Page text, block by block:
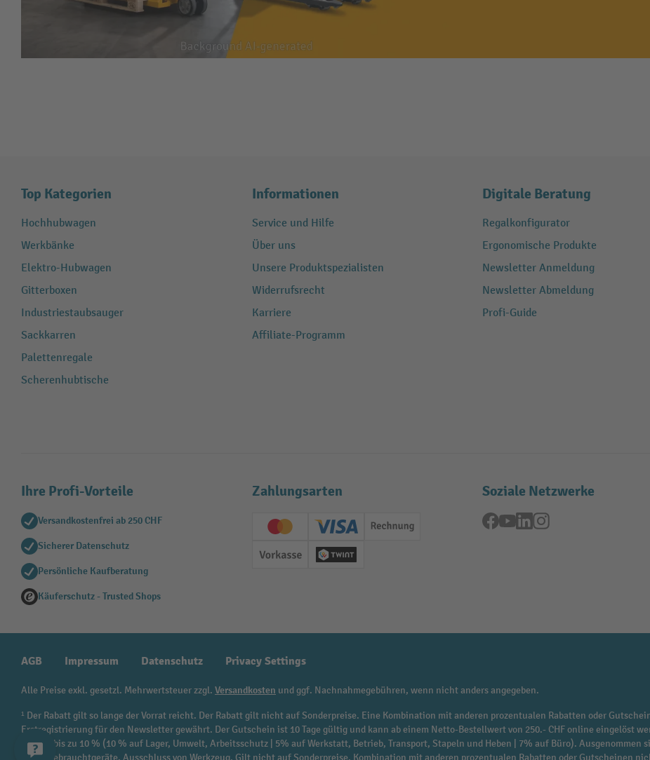
Top Kategorien
Hochhubwagen
Werkbänke
Elektro-Hubwagen
Gitterboxen
Industriestaubsauger
Sackkarren
Palettenregale
Scherenhubtische
Informationen
Service und Hilfe
Über uns
Unsere Produktspezialisten
Widerrufsrecht
Karriere
Affiliate-Programm
Digitale Beratung
Regalkonfigurator
Ergonomische Produkte
Newsletter Anmeldung
Newsletter Abmeldung
Profi-Guide
Ihre Profi-Vorteile
Versandkostenfrei ab 250 CHF
Sicherer Datenschutz
Persönliche Kaufberatung
Käuferschutz - Trusted Shops
Zahlungsarten
Creditcard (Master)Creditcard (Visa)
Rechnung
Vorkasse Twint
Soziale Netzwerke
Facebook
YouTubeLinkedInInstagram
AGB Impressum Datenschutz Privacy Settings
Alle Preise exkl. gesetzl. Mehrwertsteuer zzgl. Versandkosten und ggf. Nachnahmegebühren, wenn nicht anders angegeben.
¹ Der Rabatt gilt so lange der Vorrat reicht. Der Rabatt gilt nicht auf Sonderpreise. Eine Kombination mit anderen prozentualen Rabatten oder
Erstregistrierung für den Newsletter gewährt. Der Gutschein ist 10 Tage gültig und kann ab einem Netto-Bestellwert von 250.- CHF online eingelöst
beträgt bis zu 10 % (10 % auf Lager, Umwelt, Arbeitsschutz | 5% auf Werkstatt, Betrieb, Transport, Stapeln und Heben | 7% auf Büro).